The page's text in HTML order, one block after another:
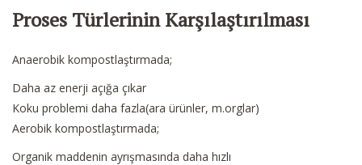
Proses Türlerinin Karşılaştırılması
Anaerobik kompostlaştırmada;
Daha az enerji açığa çıkar
Koku problemi daha fazla(ara ürünler, m.orglar)
Aerobik kompostlaştırmada;
Organik maddenin ayrışmasında daha hızlı